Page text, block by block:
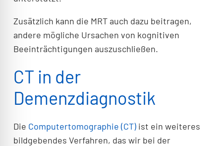
Zusätzlich kann die MRT auch dazu beitragen,
andere mögliche Ursachen von kognitiven
Beeinträchtigungen auszuschließen.
CT in der
Demenzdiagnostik
Die Computertomographie (CT) ist ein weiteres
bildgebendes Verfahren, das wir bei der